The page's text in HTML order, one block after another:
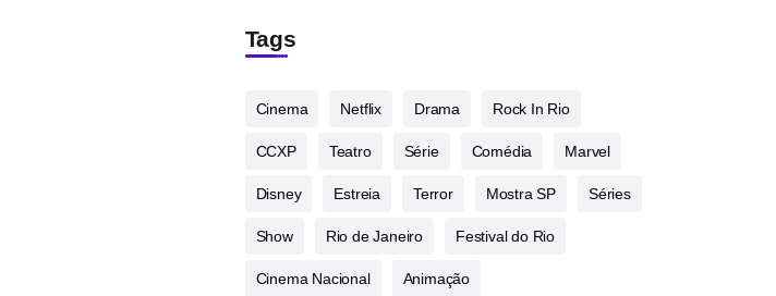
Tags
Cinema Netflix Drama Rock In Rio
CCXP Teatro Série Comédia Marvel
Disney Estreia Terror Mostra SP Séries
Show Rio de Janeiro Festival do Rio
Cinema Nacional Animação